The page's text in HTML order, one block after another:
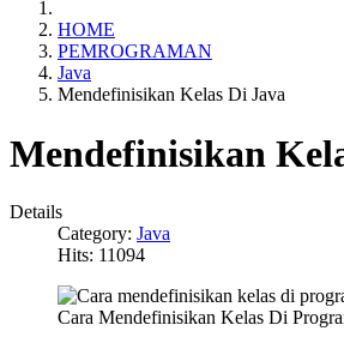
HOME
PEMROGRAMAN
Java
Mendefinisikan Kelas Di Java
Mendefinisikan
Details
Category: Java
Hits: 11094
Cara Mendefinisikan Kelas Di